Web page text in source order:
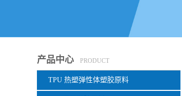
产品中心 PRODUCT
TPU 热塑弹性体塑胶原料